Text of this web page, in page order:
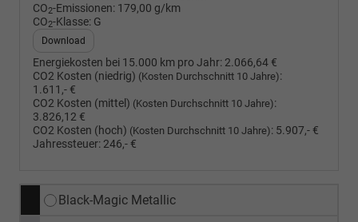
CO2-Emissionen: 179,00 g/km
CO2-Klasse: G
Download
Energiekosten bei 15.000 km pro Jahr: 2.066,64 €
CO2 Kosten (niedrig) (Kosten Durchschnitt 10 Jahre):
1.611,- €
CO2 Kosten (mittel) (Kosten Durchschnitt 10 Jahre):
3.826,12 €
CO2 Kosten (hoch) (Kosten Durchschnitt 10 Jahre): 5.907,- €
Jahressteuer: 246,- €
Black-Magic Metallic